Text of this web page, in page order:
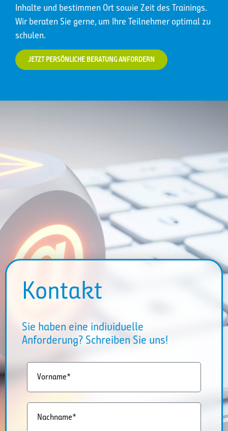
Inhalte und bestimmen Ort sowie Zeit des Trainings.
Wir beraten Sie gerne, um Ihre Teilnehmer optimal zu
schulen.
JETZT PERSÖNLICHE BERATUNG ANFORDERN
Kontakt
Sie haben eine individuelle
Anforderung? Schreiben Sie uns!
Vorname*
Nachname*